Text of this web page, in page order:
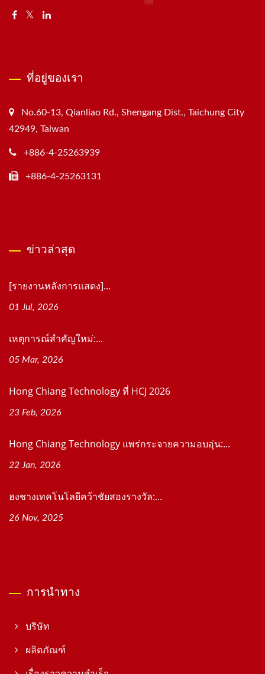
ที่อยู่ของเรา
No.60-13, Qianliao Rd., Shengang Dist., Taichung City
42949, Taiwan
+886-4-25263939
+886-4-25263131
ข่าวล่าสุด
[รายงานหลังการแสดง]...
01 Jul, 2026
เหตุการณ์สำคัญใหม่:...
05 Mar, 2026
Hong Chiang Technology ที่ HCJ 2026
23 Feb, 2026
Hong Chiang Technology แพร่กระจายความอบอุ่น:...
22 Jan, 2026
ฮงชางเทคโนโลยีคว้าชัยสองรางวัล:...
26 Nov, 2025
การนำทาง
บริษัท
ผลิตภัณฑ์